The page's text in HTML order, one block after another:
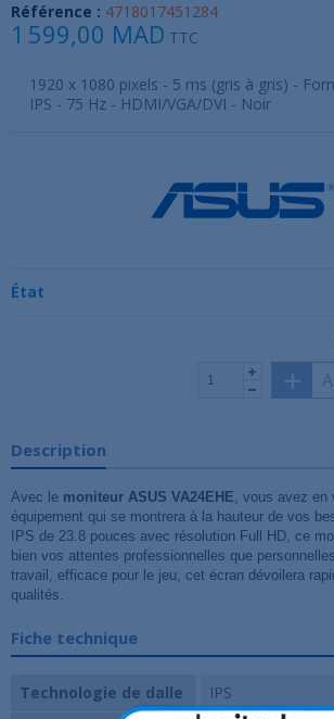
Référence : 4718017451284
1 599,00 MAD TTC
1920 x 1080 pixels - 5 ms (gris à gris) -
IPS - 75 Hz - HDMI/VGA/DVI - Noir
État
Description
Avec le moniteur ASUS VA24EHE, vous avez en
équipement qui se montrera à la hauteur de vos
IPS de 23.8 pouces avec résolution Full HD, ce
bien vos attentes professionnelles que
travail, efficace pour le jeu, cet écran dévoilera
qualités.
Fiche technique
Technologie de dalle
IPS